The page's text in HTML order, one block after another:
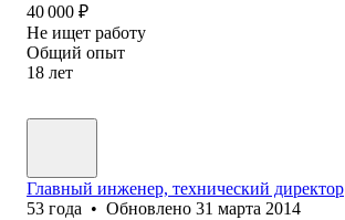
40 000 ₽
Не ищет работу
Общий опыт
18 лет
Главный инженер, технический директор
53 года • Обновлено 31 марта 2014